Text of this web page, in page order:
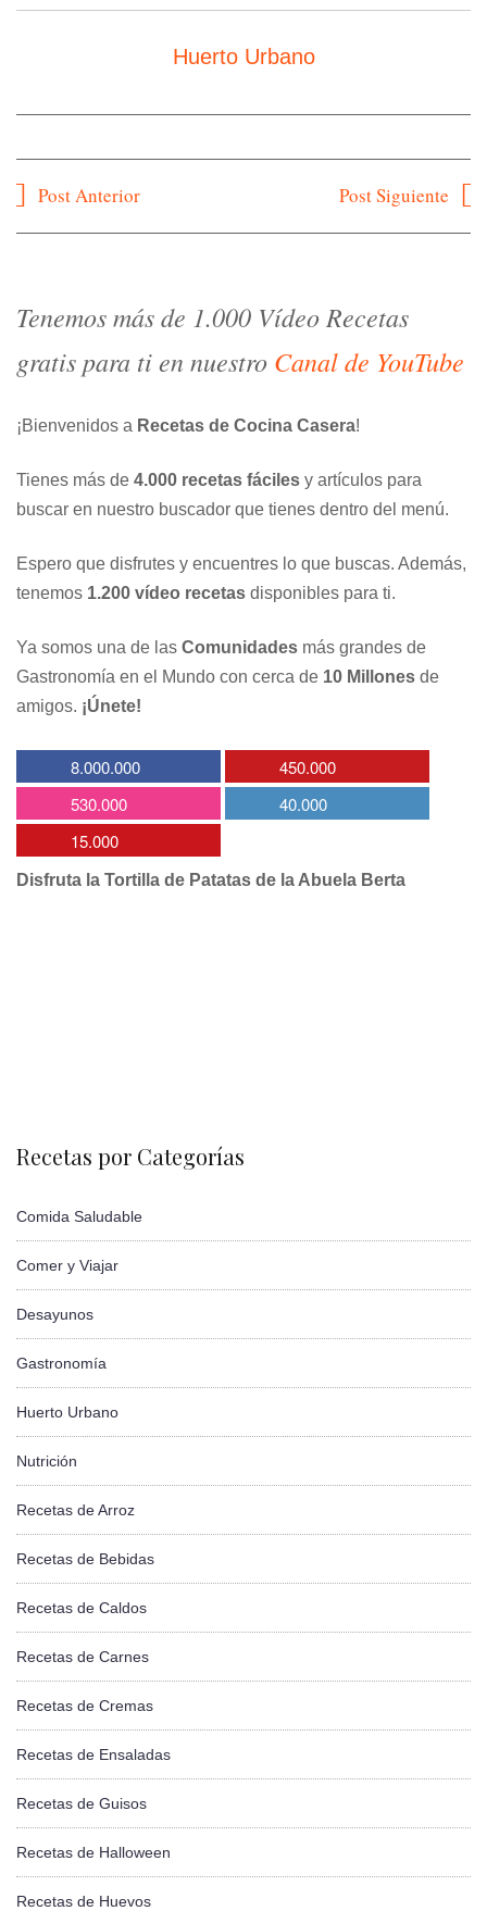
Huerto Urbano
Navegación
Post Anterior Post Siguiente
Tenemos más de 1.000 Vídeo Recetas
gratis para ti en nuestro Canal de YouTube
¡Bienvenidos a Recetas de Cocina Casera!
Tienes más de 4.000 recetas fáciles y artículos para
buscar en nuestro buscador que tienes dentro del menú.
Espero que disfrutes y encuentres lo que buscas. Además,
tenemos 1.200 vídeo recetas disponibles para ti.
Ya somos una de las Comunidades más grandes de
Gastronomía en el Mundo con cerca de 10 Millones de
amigos. ¡Únete!
8.000.000
450.000
530.000
40.000
15.000
Disfruta la Tortilla de Patatas de la Abuela Berta
Recetas por Categorías
Comida Saludable
Comer y Viajar
Desayunos
Gastronomía
Huerto Urbano
Nutrición
Recetas de Arroz
Recetas de Bebidas
Recetas de Caldos
Recetas de Carnes
Recetas de Cremas
Recetas de Ensaladas
Recetas de Guisos
Recetas de Halloween
Recetas de Huevos